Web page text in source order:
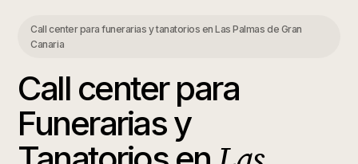
Call center para funerarias y tanatorios enLas Palmas de Gran
Canaria
Call center para
Funerarias y